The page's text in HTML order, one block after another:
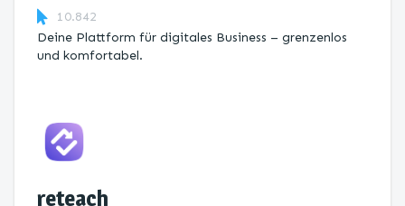
10.842
Deine Plattform für digitales Business – grenzenlos
und komfortabel.
reteach